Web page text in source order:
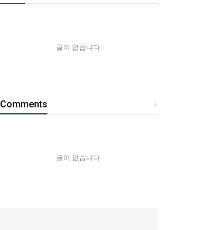
글이 없습니다.
+
Comments
글이 없습니다.